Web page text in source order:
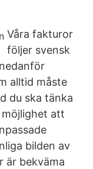
Våra fakturor
följer svensk
alltid måste
du ska tänka
att
bilden av
är bekväma